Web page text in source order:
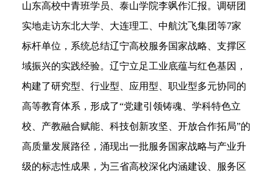
山东高校中青班学员、泰山学院李飒作汇报。调研团
实地走访东北大学、大连理工、中航沈飞集团等7家
标杆单位，系统总结辽宁高校服务国家战略、支撑区
域振兴的实践经验。辽宁立足工业底蕴与红色基因，
构建了研究型、行业型、应用型、职业型多元协同的
高等教育体系，形成了“党建引领铸魂、学科特色立
校、产教融合赋能、科技创新攻坚、开放合作拓局”的
高质量发展路径，涌现出一批服务国家战略与产业升
级的标志性成果，为三省高校深化内涵建设、服务区